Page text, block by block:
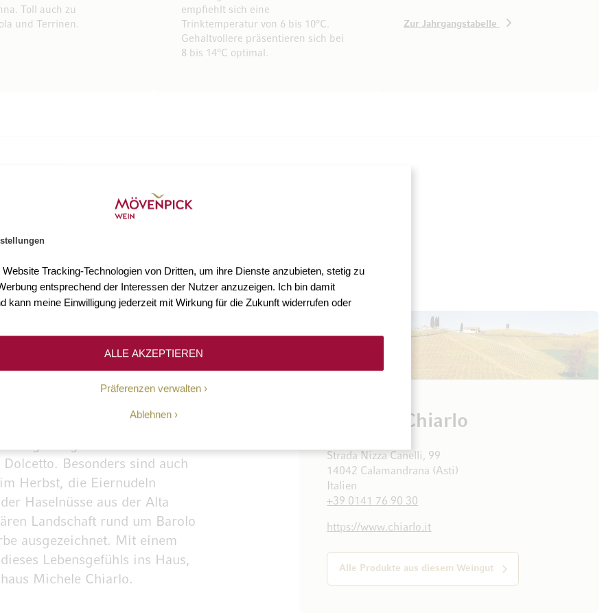
Tracking-Technologien von Dritten, um ihre Dienste anzubieten, stetig zu
entsprechend der Interessen der Nutzer anzuzeigen. Ich bin damit
kann meine Einwilligung jederzeit mit Wirkung für die Zukunft widerrufen oder
Präferenzen verwalten
Ablehnen
ALLE AKZEPTIEREN
Toll auch zu
und Terrinen.
empfiehlt sich eine
Trinktemperatur von 6 bis 10°C.
Gehaltvollere präsentieren sich bei
8 bis 14°C optimal.
Zur Jahrgangstabelle
Wein
Michele Chiarlo
Strada Nizza Canelli, 99
14042 Calamandrana (Asti)
Italien
+39 0141 76 90 30
https://www.chiarlo.it
Alle Produkte aus diesem Weingut
– in allen sieben
hingebungsvoll ihren Schatz an
Besonders sind auch
Herbst, die Eiernudeln
Haselnüsse aus der Alta
Landschaft rund um Barolo
ausgezeichnet. Mit einem
Lebensgefühls ins Haus,
Michele Chiarlo.